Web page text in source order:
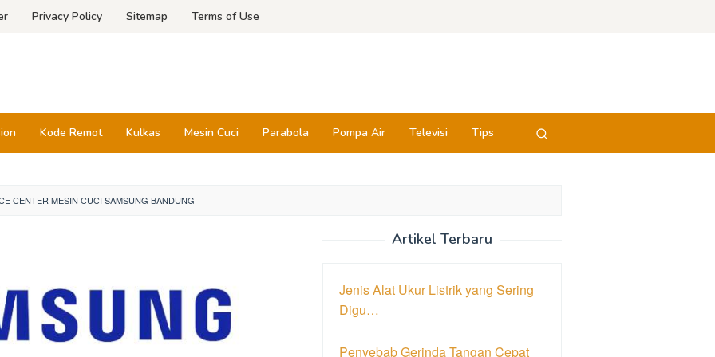
Privacy Policy Sitemap Terms of Use
Kode Remot Kulkas Mesin Cuci Parabola Pompa Air Televisi Tips
CENTER MESIN CUCI SAMSUNG BANDUNG
Artikel Terbaru
Jenis Alat Ukur Listrik yang Sering
Digu…
Penyebab Gerinda Tangan Cepat